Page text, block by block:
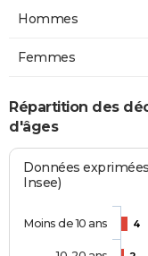
Hommes
Femmes
Répartition des
d'âges
Données
Insee)
4
Moins de 10 ans